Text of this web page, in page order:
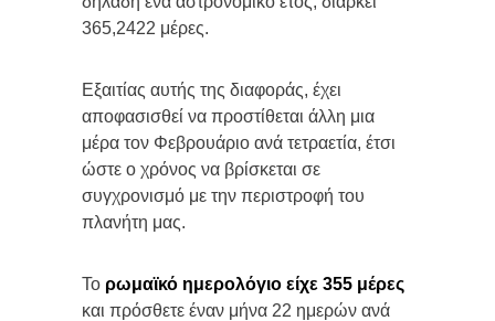
365,2422 μέρες.
Εξαιτίας αυτής της διαφοράς, έχει
αποφασισθεί να προστίθεται άλλη μια
μέρα τον Φεβρουάριο ανά τετραετία, έτσι
ώστε ο χρόνος να βρίσκεται σε
συγχρονισμό με την περιστροφή του
πλανήτη μας.
Το ρωμαϊκό ημερολόγιο είχε 355 μέρες
και πρόσθετε έναν μήνα 22 ημερών ανά